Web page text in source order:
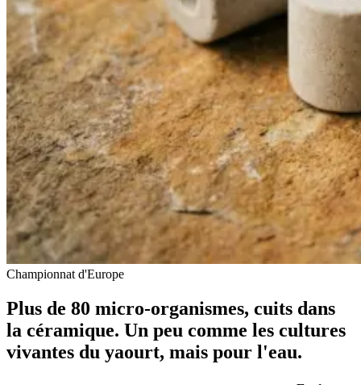
Championnat d'Europe
Plus de 80 micro-organismes, cuits dans
la céramique. Un peu comme les cultures
vivantes du yaourt, mais pour l'eau.